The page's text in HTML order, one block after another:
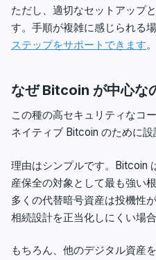
ただし、適切なセットアップ
す。手順が複雑に感じられる場
ステップをサポートできます。
なぜ Bitcoin が中心な
この種の高セキュリティなコ
ネイティブ Bitcoin のために設
理由はシンプルです。Bitcoin
産保全の対象として最も強い
多くの代替暗号資産は投機性
相続設計を正当化しにくい場合
もちろん、他のデジタル資産